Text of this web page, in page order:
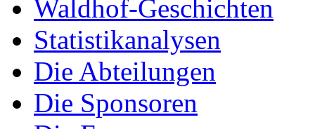
Waldhof-Geschichten
Statistikanalysen
Die Abteilungen
Die Sponsoren